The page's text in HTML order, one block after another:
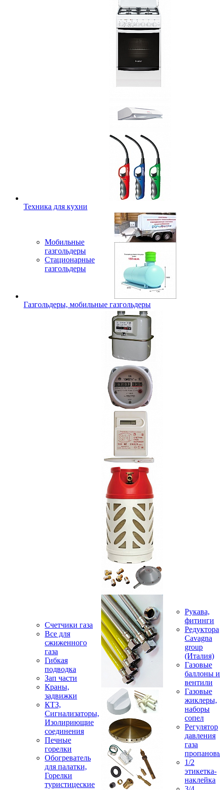
Техника для кухни
Мобильные
газгольдеры
Стационарные
газгольдеры
Газгольдеры, мобильные газгольдеры
Счетчики газа
Все для
сжиженного
газа
Гибкая
подводка
Зап части
Краны,
задвижки
КТЗ,
Сигнализаторы,
Изолириющие
соединения
Печные
горелки
Обогреватель
для палатки,
Горелки
туристицеские
Рукава,
фитинги
Редуктора
Cavagna
group
(Италия)
Газовые
баллоны и
вентили
Газовые
жиклеры,
наборы
сопел
Регулятор
давления
газа
1/2
этикетка-
наклейка